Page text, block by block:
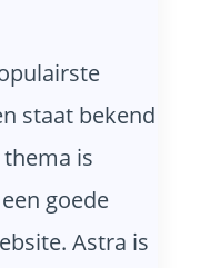
staat bekend
is
goede
Astra is